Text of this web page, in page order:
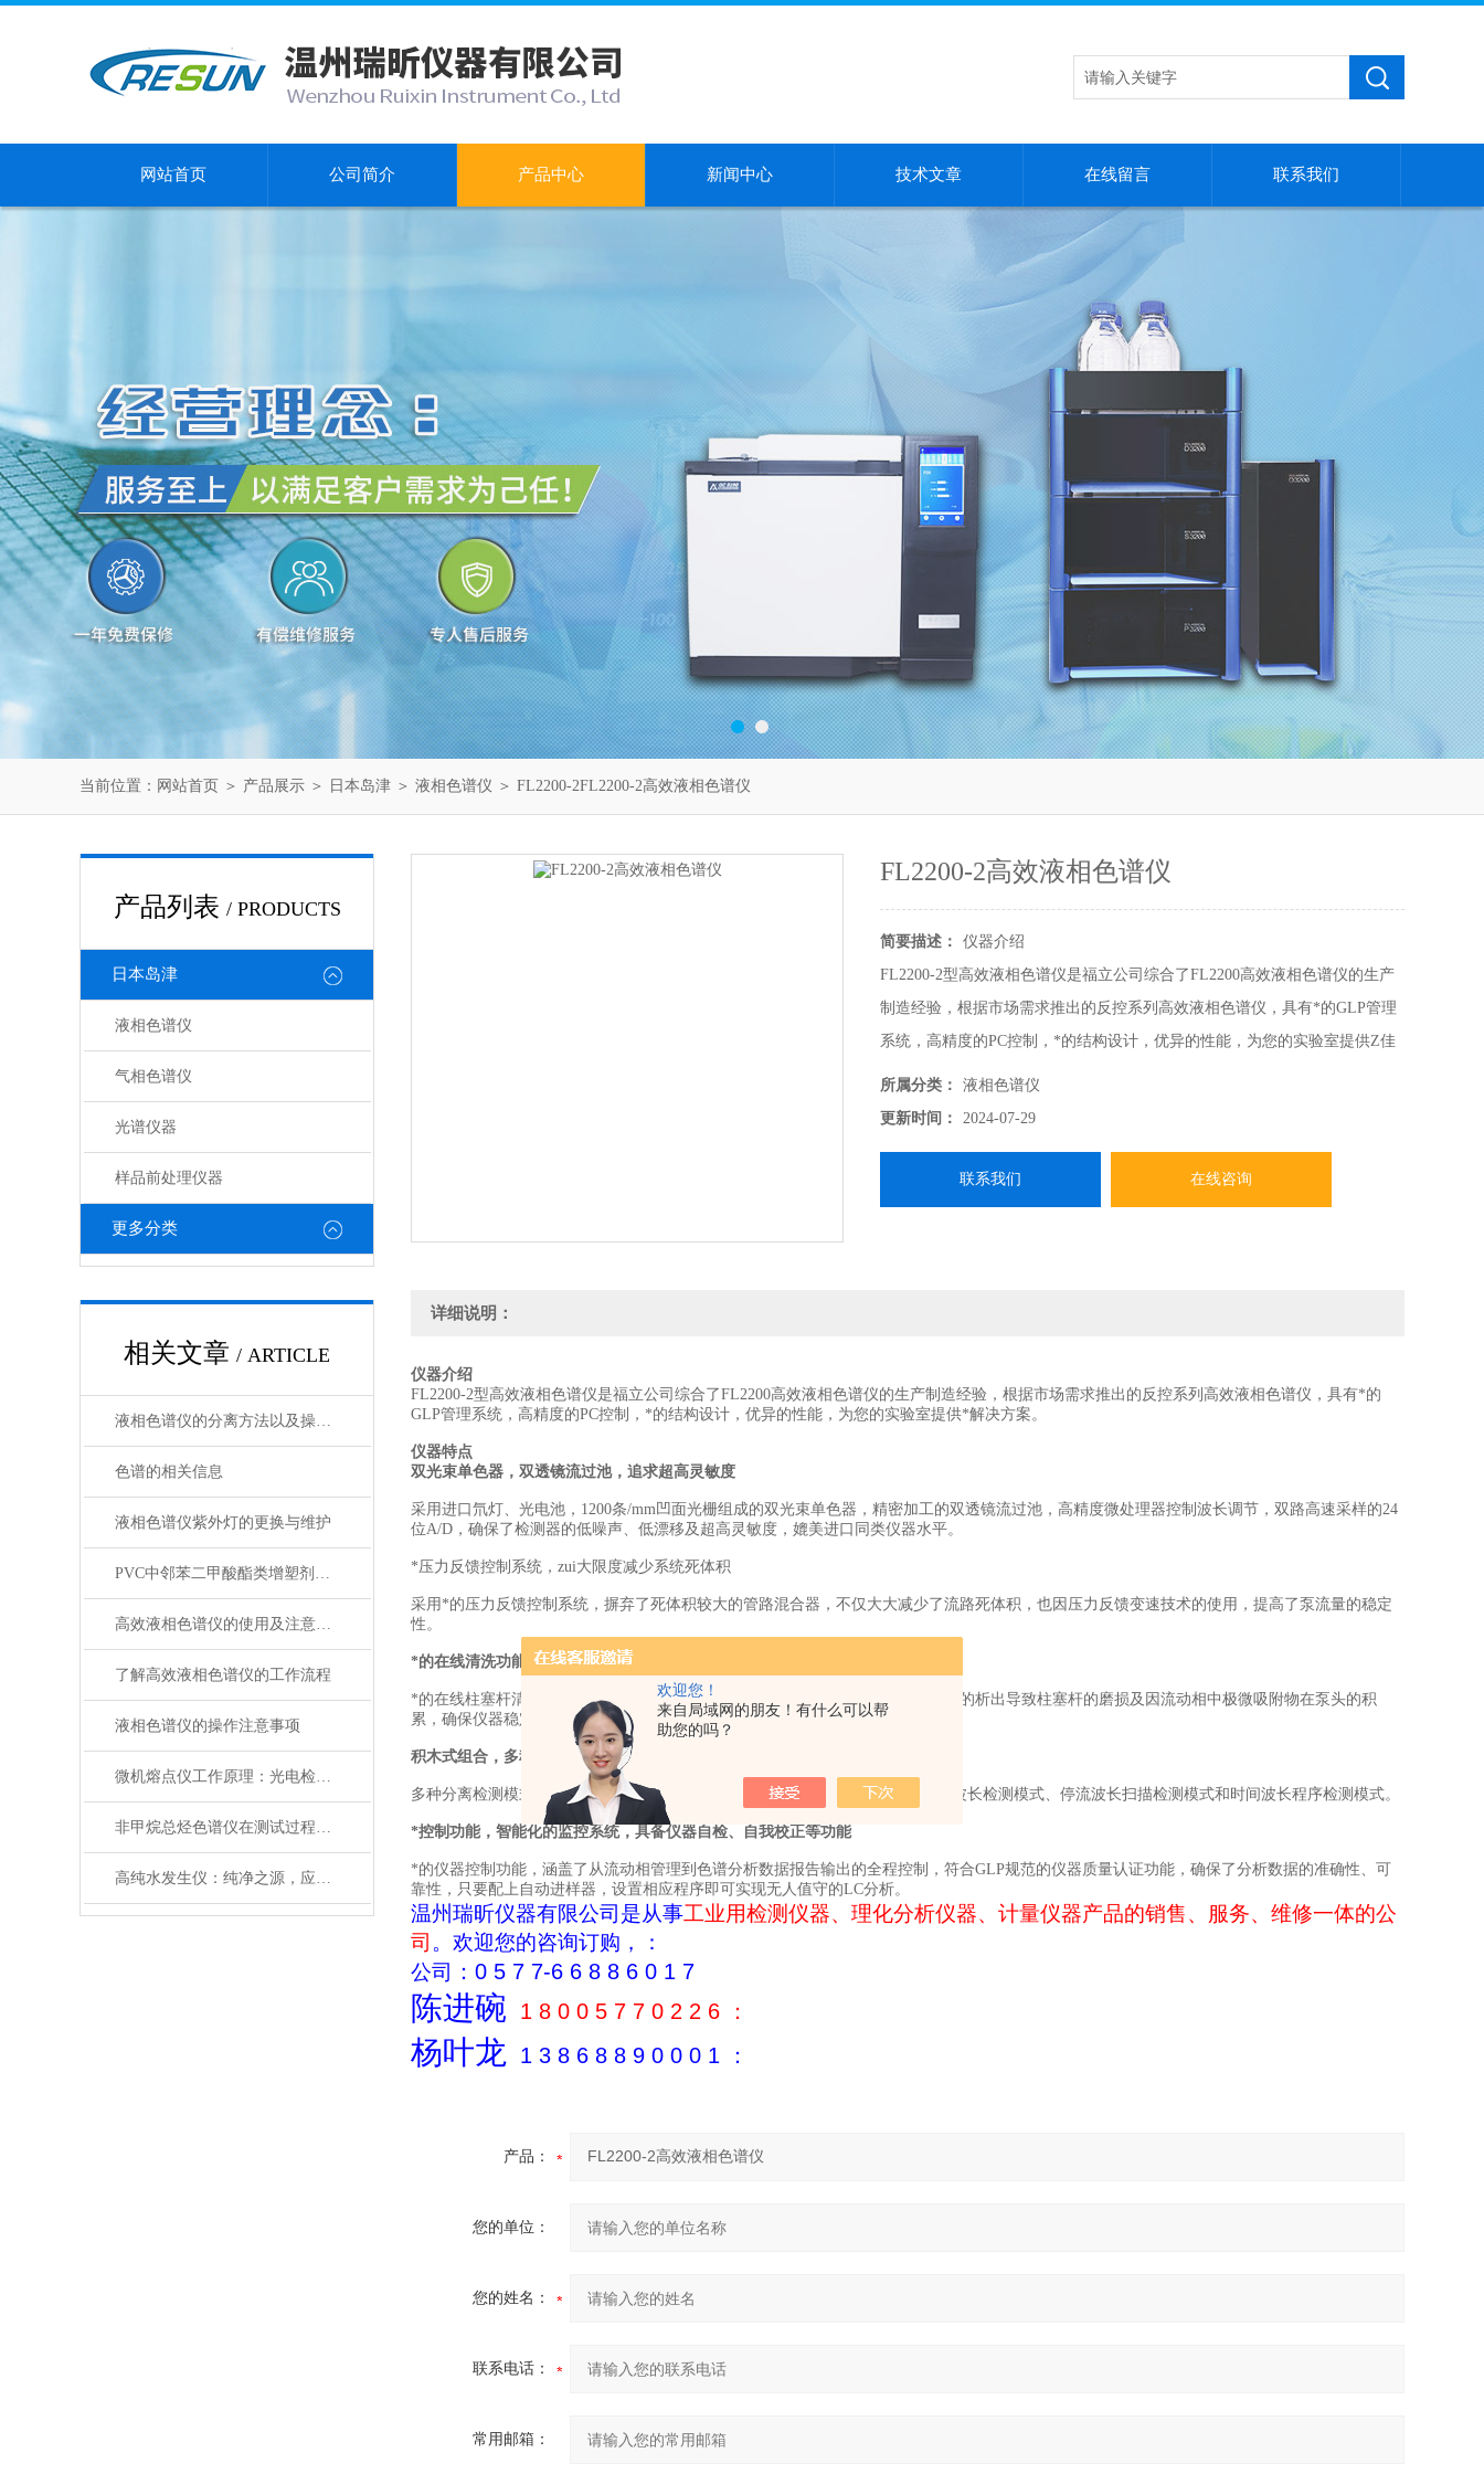
欢迎您！
来自局域网的朋友！有什么可以帮
助您的吗？
网站首页 公司简介 产品中心 新闻中心 技术文章 在线留言 联系我们
当前位置： 网站首页 ＞ 产品展示 ＞ 日本岛津 ＞ 液相色谱仪 ＞ FL2200-2FL2200-2高效液相色谱仪
产品列表 / PRODUCTS
日本岛津
液相色谱仪
气相色谱仪
光谱仪器
样品前处理仪器
更多分类
相关文章 / ARTICLE
液相色谱仪的分离方法以及操作过程
色谱的相关信息
液相色谱仪紫外灯的更换与维护
PVC中邻苯二甲酸酯类增塑剂分析方法
高效液相色谱仪的使用及注意事项
了解高效液相色谱仪的工作流程
液相色谱仪的操作注意事项
微机熔点仪工作原理：光电检测与智能温控的融合
非甲烷总烃色谱仪在测试过程的注意事项
高纯水发生仪：纯净之源，应用之泉
FL2200-2高效液相色谱仪
简要描述：
仪器介绍
FL2200-2型高效液相色谱仪是福立公司综合了FL2200高效液相色谱仪的生产
制造经验，根据市场需求推出的反控系列高效液相色谱仪，具有*的GLP管理
系统，高精度的PC控制，*的结构设计，优异的性能，为您的实验室提供Z佳
解决方案。
所属分类：
液相色谱仪
更新时间：
2024-07-29
联系我们 在线咨询
详细说明：
仪器介绍
FL2200-2型高效液相色谱仪是福立公司综合了FL2200高效液相色谱仪的生产制造经验，根据市场需求推出的反控系列高效液相色谱仪，具有*的
GLP管理系统，高精度的PC控制，*的结构设计，优异的性能，为您的实验室提供*解决方案。
仪器特点
双光束单色器，双透镜流过池，追求超高灵敏度
采用进口氘灯、光电池，1200条/mm凹面光栅组成的双光束单色器，精密加工的双透镜流过池，高精度微处理器控制波长调节，双路高速采样的24
位A/D，确保了检测器的低噪声、低漂移及超高灵敏度，媲美进口同类仪器水平。
*压力反馈控制系统，zui大限度减少系统死体积
采用*的压力反馈控制系统，摒弃了死体积较大的管路混合器，不仅大大减少了流路死体积，也因压力反馈变速技术的使用，提高了泵流量的稳定
性。
*的在线清洗功能，保证仪器耐用、易维护
*的在线柱塞杆清洗功能，可设置时间程序实现自动清洗，极大地防止了因缓冲盐的析出导致柱塞杆的磨损及因流动相中极微吸附物在泵头的积
累，确保仪器稳定运行。
积木式组合，多种分离、检测模式
多种分离检测模式，等度分离模式、梯度分离模式、时间流量程序分离模式、单波长检测模式、停流波长扫描检测模式和时间波长程序检测模式。
*控制功能，智能化的监控系统，具备仪器自检、自我校正等功能
*的仪器控制功能，涵盖了从流动相管理到色谱分析数据报告输出的全程控制，符合GLP规范的仪器质量认证功能，确保了分析数据的准确性、可
靠性，只要配上自动进样器，设置相应程序即可实现无人值守的LC分析。
温州瑞昕仪器有限公司是从事工业用检测仪器、理化分析仪器、计量仪器产品的销售、服务、维修一体的公
司 。欢迎您的咨询订购，
：
公司 ： 0 5 7 7-6 6 8 8 6 0 1 7
陈进碗 1 8 0 0 5 7 7 0 2 2 6 ：
杨叶龙 1 3 8 6 8 8 9 0 0 0 1 ：
产品：
您的单位：
您的姓名：
联系电话：
常用邮箱：